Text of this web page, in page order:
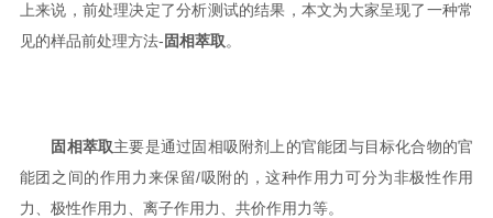
上来说，前处理决定了分析测试的结果，本文为大家呈现了一种常
见的样品前处理方法-固相萃取。
固相萃取主要是通过固相吸附剂上的官能团与目标化合物的官
能团之间的作用力来保留/吸附的，这种作用力可分为非极性作用
力、极性作用力、离子作用力、共价作用力等。